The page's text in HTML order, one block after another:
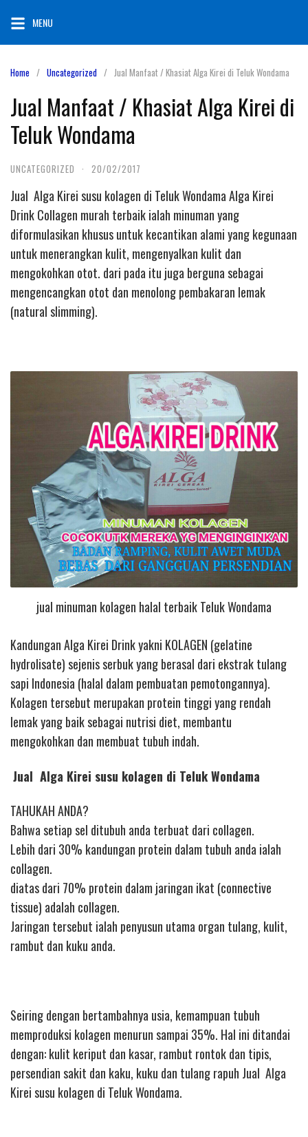
content
MENU
Home Uncategorized Jual Manfaat / Khasiat Alga Kirei di Teluk Wondama
Jual Manfaat / Khasiat Alga Kirei di
Teluk Wondama
UNCATEGORIZED · 20/02/2017
Jual Alga Kirei susu kolagen di Teluk Wondama Alga Kirei
Drink Collagen murah terbaik ialah minuman yang
diformulasikan khusus untuk kecantikan alami yang kegunaan
untuk menerangkan kulit, mengenyalkan kulit dan
mengokohkan otot. dari pada itu juga berguna sebagai
mengencangkan otot dan menolong pembakaran lemak
(natural slimming).
jual minuman kolagen halal terbaik Teluk Wondama
Kandungan Alga Kirei Drink yakni KOLAGEN (gelatine
hydrolisate) sejenis serbuk yang berasal dari ekstrak tulang
sapi Indonesia (halal dalam pembuatan pemotongannya).
Kolagen tersebut merupakan protein tinggi yang rendah
lemak yang baik sebagai nutrisi diet, membantu
mengokohkan dan membuat tubuh indah.
Jual Alga Kirei susu kolagen di Teluk Wondama
TAHUKAH ANDA?
Bahwa setiap sel ditubuh anda terbuat dari collagen.
Lebih dari 30% kandungan protein dalam tubuh anda ialah
collagen.
diatas dari 70% protein dalam jaringan ikat (connective
tissue) adalah collagen.
Jaringan tersebut ialah penyusun utama organ tulang, kulit,
rambut dan kuku anda.
Seiring dengan bertambahnya usia, kemampuan tubuh
memproduksi kolagen menurun sampai 35%. Hal ini ditandai
dengan: kulit keriput dan kasar, rambut rontok dan tipis,
persendian sakit dan kaku, kuku dan tulang rapuh Jual Alga
Kirei susu kolagen di Teluk Wondama.